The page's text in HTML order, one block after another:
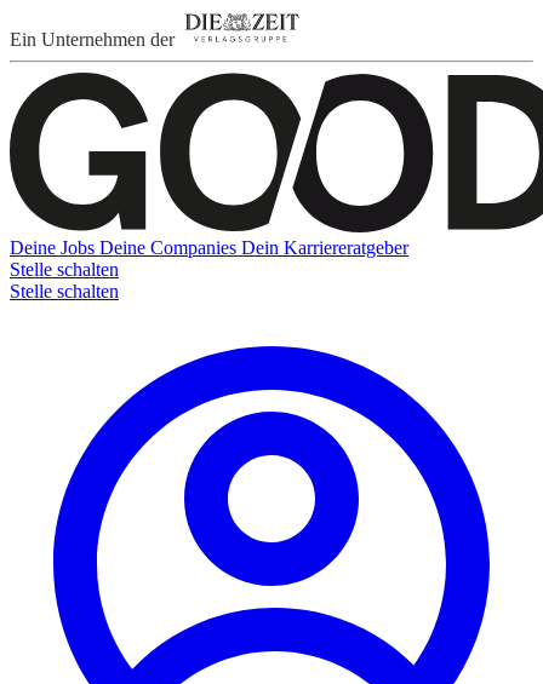
Ein Unternehmen der
Deine Jobs Deine Companies Dein Karriereratgeber
Stelle schalten
Stelle schalten